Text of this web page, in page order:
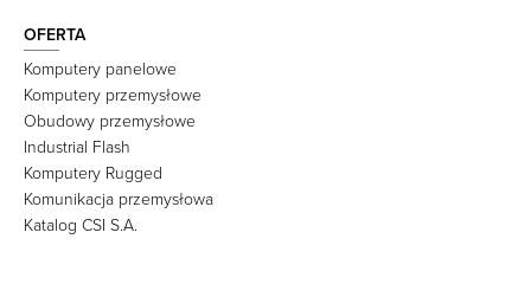
OFERTA
Komputery panelowe
Komputery przemysłowe
Obudowy przemysłowe
Industrial Flash
Komputery Rugged
Komunikacja przemysłowa
Katalog CSI S.A.